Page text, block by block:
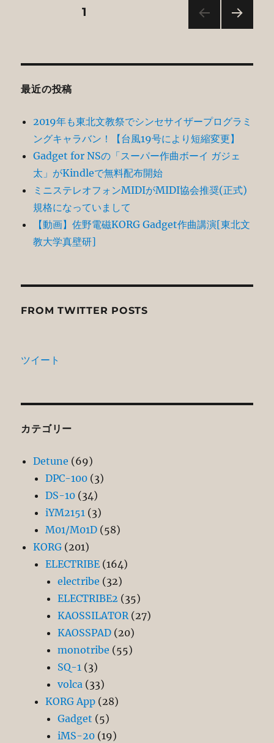
の
ペ
ー
ジ
送
り
固定ページ1
最近の投稿
2019年も東北文教祭でシンセサイザープログラミ
ングキャラバン！【台風19号により短縮変更】
Gadget for NSの「スーパー作曲ボーイ ガジェ
太」がKindleで無料配布開始
ミニステレオフォンMIDIがMIDI協会推奨(正式)
規格になっていまして
【動画】佐野電磁KORG Gadget作曲講演[東北文
教大学真壁研]
FROM TWITTER POSTS
ツイート
カテゴリー
Detune (69)
DPC-100 (3)
DS-10 (34)
iYM2151 (3)
M01/M01D (58)
KORG (201)
ELECTRIBE (164)
electribe (32)
ELECTRIBE2 (35)
KAOSSILATOR (27)
KAOSSPAD (20)
monotribe (55)
SQ-1 (3)
volca (33)
KORG App (28)
Gadget (5)
iMS-20 (19)